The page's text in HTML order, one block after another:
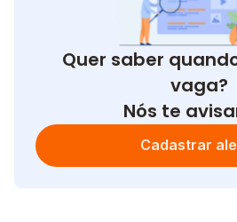
Quer saber
vaga?
Nós te
Cadastrar